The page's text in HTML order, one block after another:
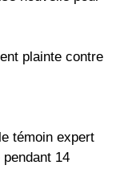
plainte contre
témoin expert
14